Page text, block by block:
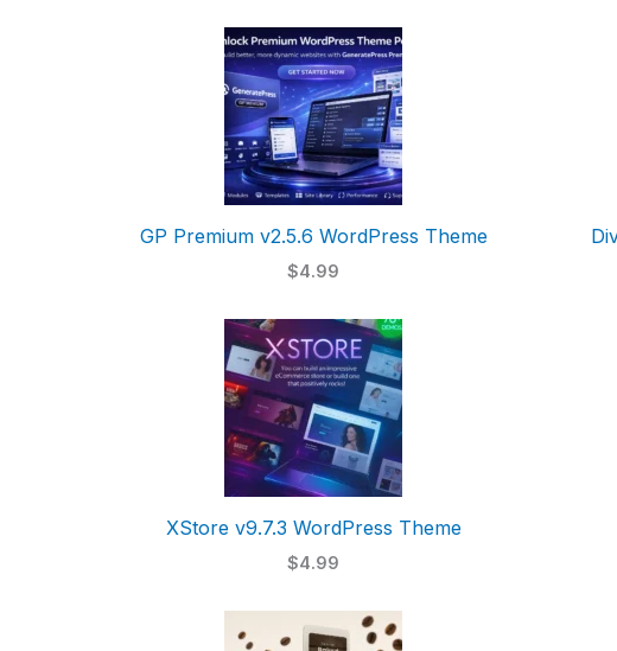
GP Premium v2.5.6 WordPress Theme
$4.99
XStore v9.7.3 WordPress Theme
$4.99